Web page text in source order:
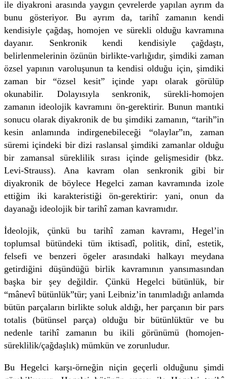
ile diyakroni arasında yaygın çevrelerde yapılan ayrım da
bunu gösteriyor. Bu ayrım da, tarihî zamanın kendi
kendisiyle çağdaş, homojen ve sürekli olduğu kavramına
dayanır. Senkronik kendi kendisiyle çağdaştı,
belirlenmelerinin özünün birlikte-varlığıdır, şimdiki zaman
özsel yapının varoluşunun ta kendisi olduğu için, şimdiki
zaman bir “özsel kesit” içinde yapı olarak görülüp
okunabilir. Dolayısıyla senkronik, sürekli-homojen
zamanın ideolojik kavramını ön-gerektirir. Bunun mantıki
sonucu olarak diyakronik de bu şimdiki zamanın, “tarih”in
kesin anlamında indirgenebileceği “olaylar”ın, zaman
süremi içindeki bir dizi raslansal şimdiki zamanlar olduğu
bir zamansal süreklilik sırası içinde gelişmesidir (bkz.
Levi-Strauss). Ana kavram olan senkronik gibi bir
diyakronik de böylece Hegelci zaman kavramında izole
ettiğim iki karakteristiği ön-gerektirir: yani, onun da
dayanağı ideolojik bir tarihî zaman kavramıdır.
İdeolojik, çünkü bu tarihî zaman kavramı, Hegel’in
toplumsal bütündeki tüm iktisadî, politik, dinî, estetik,
felsefi ve benzeri ögeler arasındaki halkayı meydana
getirdiğini düşündüğü birlik kavramının yansımasından
başka bir şey değildir. Çünkü Hegelci bütünlük, bir
“mânevî bütünlük”tür; yani Leibniz’in tanımladığı anlamda
bütün parçaların birlikte soluk aldığı, her parçanın bir pars
totalis (bütünsel parça) olduğu bir bütünlüktür ve bu
nedenle tarihî zamanın bu ikili görünümü (homojen-
süreklilik/çağdaşlık) mümkün ve zorunludur.
Bu Hegelci karşı-örneğin niçin geçerli olduğunu şimdi